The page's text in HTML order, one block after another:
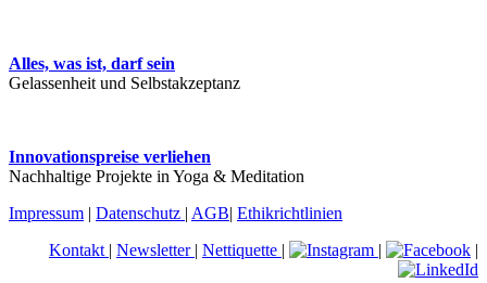
Alles, was ist, darf sein
Gelassenheit und Selbstakzeptanz
Innovationspreise verliehen
Nachhaltige Projekte in Yoga & Meditation
Impressum | Datenschutz | AGB| Ethikrichtlinien
Kontakt | Newsletter | Nettiquette | | |